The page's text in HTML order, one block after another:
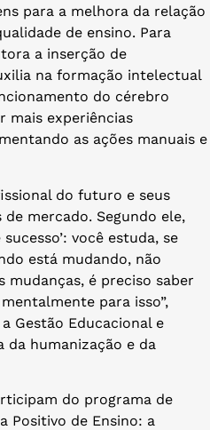
para a melhora da relação
de ensino. Para
a inserção de
na formação intelectual
do cérebro
mais experiências
as ações manuais e
do futuro e seus
mercado. Segundo ele,
você estuda, se
está mudando, não
mudanças, é preciso saber
para isso”,
Gestão Educacional e
da humanização e da
do programa de
Positivo de Ensino: a